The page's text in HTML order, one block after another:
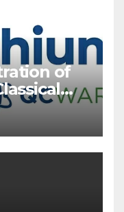
of